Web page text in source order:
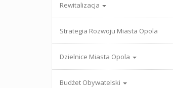
Rewitalizacja
Strategia Rozwoju Miasta Opola
Dzielnice Miasta Opola
Budżet Obywatelski